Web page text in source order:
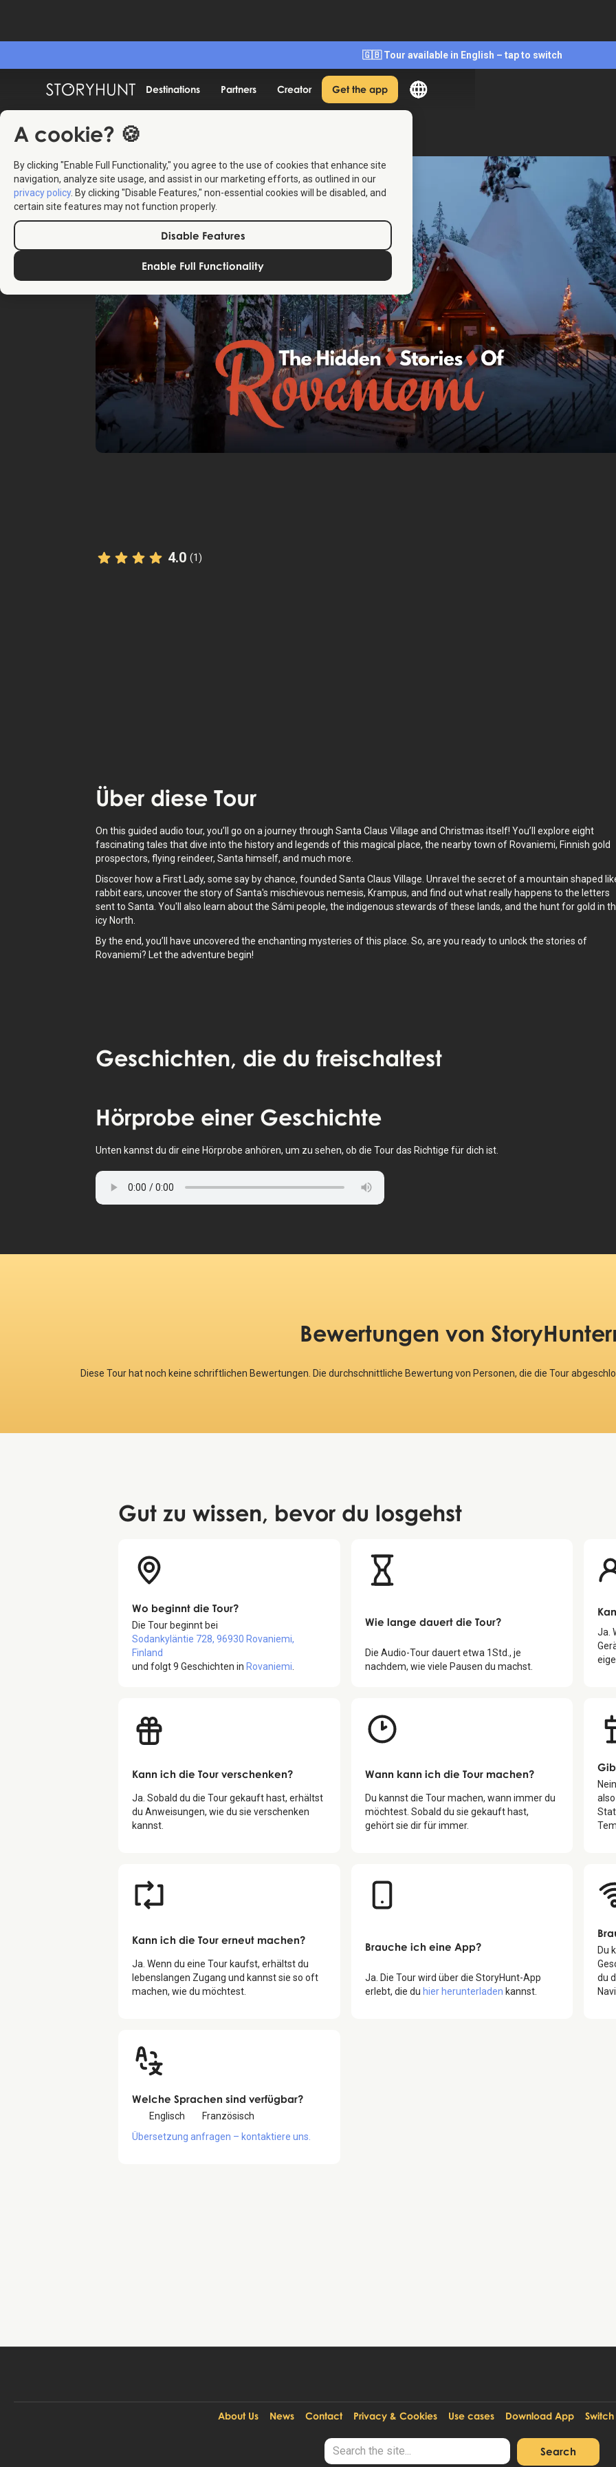
🇬🇧 Tour available in English – tap to switch
Destinations Partners Creator Get the app
A cookie? 🍪
By clicking "Enable Full Functionality," you agree to the use of cookies that enhance site
navigation, analyze site usage, and assist in our marketing efforts, as outlined in our
privacy policy. By clicking "Disable Features," non-essential cookies will be disabled, and
certain site features may not function properly.
Disable Features
Enable Full Functionality
4.0 (1)
Über diese Tour
On this guided audio tour, you’ll go on a journey through Santa Claus Village and Christmas itself! You’ll explore eight
fascinating tales that dive into the history and legends of this magical place, the nearby town of Rovaniemi, Finnish gold
prospectors, flying reindeer, Santa himself, and much more.
Discover how a First Lady, some say by chance, founded Santa Claus Village. Unravel the secret of a mountain shaped
rabbit ears, uncover the story of Santa's mischievous nemesis, Krampus, and find out what really happens to the letters
sent to Santa. You'll also learn about the Sámi people, the indigenous stewards of these lands, and the hunt for gold in
icy North.
By the end, you’ll have uncovered the enchanting mysteries of this place. So, are you ready to unlock the stories of
Rovaniemi? Let the adventure begin!
Geschichten, die du freischaltest
Hörprobe einer Geschichte
Unten kannst du dir eine Hörprobe anhören, um zu sehen, ob die Tour das Richtige für dich ist.
Bewertungen von
Diese Tour hat noch keine schriftlichen Bewertungen. Die durchschnittliche Bewertung von Personen, die die Tour
Gut zu wissen, bevor du losgehst
Wo beginnt die Tour?
Die Tour beginnt bei
Sodankyläntie 728, 96930 Rovaniemi,
Finland
und folgt9 Geschichten in Rovaniemi
Wie lange dauert die Tour?
Die Audio-Tour dauert etwa 1Std., je
nachdem, wie viele Pausen du machst.
Ja.
Kann ich die Tour verschenken?
Ja. Sobald du die Tour gekauft hast, erhältst
du Anweisungen, wie du sie verschenken
kannst.
Wann kann ich die Tour machen?
Du kannst die Tour machen, wann immer du
möchtest. Sobald du sie gekauft hast,
gehört sie dir für immer.
Kann ich die Tour erneut machen?
Ja. Wenn du eine Tour kaufst, erhältst du
lebenslangen Zugang und kannst sie so oft
machen, wie du möchtest.
Brauche ich eine App?
Ja. Die Tour wird über die StoryHunt-App
erlebt, die du hier herunterladen kannst.
Du
du
Welche Sprachen sind verfügbar?
Englisch
Französisch
Übersetzung anfragen – kontaktiere uns.
About Us News Contact Privacy & Cookies Use cases Download App